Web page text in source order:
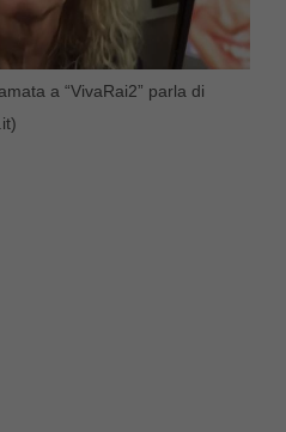
a “VivaRai2” parla di